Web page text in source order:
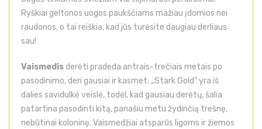
Ryškiai geltonos uogos paukščiams mažiau įdomios nei
raudonos, o tai reiškia, kad jūs turėsite daugiau derliaus
sau!
Vaismedis derėti pradeda antrais-trečiais metais po
pasodinimo, deri gausiai ir kasmet. „Stark Gold” yra iš
dalies savidulkė veislė, todėl, kad gausiau derėtų, šalia
patartina pasodinti kitą, panašiu metu žydinčią trešnę,
nebūtinai koloninę. Vaismedžiai atsparūs ligoms ir žiemos